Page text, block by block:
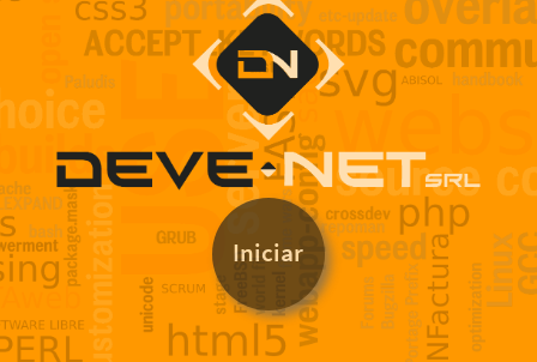
Iniciar
Agradecimientos
Contáctese
Contratación
Conectar